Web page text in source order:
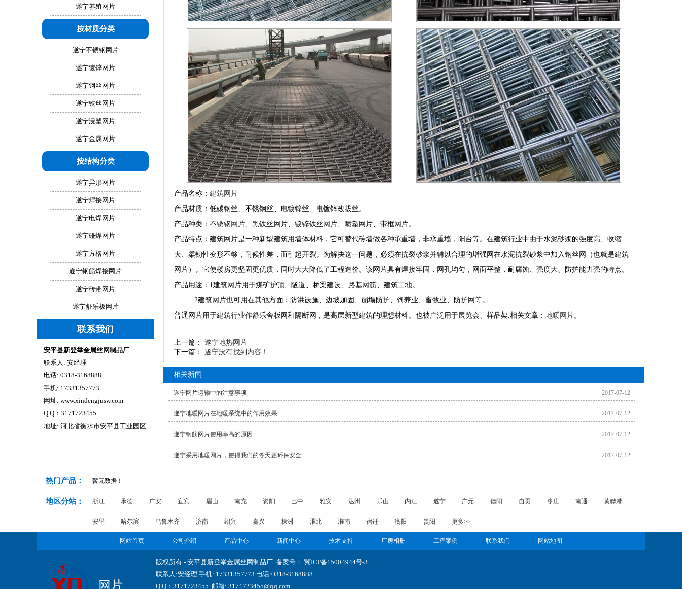
产品名称： 建筑网片
产品材质：低碳钢丝、不锈钢丝、电镀锌丝、电镀锌改拔丝。
产品种类：不锈钢 网片、黑铁丝网片、镀锌铁丝网片、喷塑网片、带框网片。
产品特点：建筑网片是一种新型建筑用墙体材料，它可替代砖墙做各种承重墙，非承重墙，阳台等。在建筑行业中由于水泥砂浆的强度高、收缩
大、柔韧性变形不够，耐候性差，而引起开裂。为解决这一问题，必须在抗裂砂浆并辅以合理的增强网在水泥抗裂砂浆中加入钢丝网（也就是建筑
网片）。它使楼房更坚固更优质，同时大大降低了工程造价。该网片具有焊接牢固，网孔均匀，网面平整，耐腐蚀、强度大、防护能力强的特点。
产品用途：1建筑网片用于煤矿护顶、隧道、桥梁建设、路基网筋、建筑工地。
2建筑网片也可用在其他方面：防洪设施、边坡加固、崩塌防护、饲养业、畜牧业、防护网等。
普通网片用于建筑行业作舒乐舍板网和隔断网，是高层新型建筑的理想材料。也被广泛用于展览会、样品架.相关文章： 地暖网片。
上一篇： 遂宁地热网片
下一篇： 遂宁没有找到内容！
相关新闻
2017-07-12
遂宁网片运输中的注意事项
2017-07-12
遂宁地暖网片在地暖系统中的作用效果
2017-07-12
遂宁钢筋网片使用率高的原因
2017-07-12
遂宁采用地暖网片，使得我们的冬天更环保安全
遂宁养殖网片
按材质分类
遂宁不锈钢网片
遂宁镀锌网片
遂宁钢丝网片
遂宁铁丝网片
遂宁浸塑网片
遂宁金属网片
按结构分类
遂宁异形网片
遂宁焊接网片
遂宁电焊网片
遂宁碰焊网片
遂宁方格网片
遂宁钢筋焊接网片
遂宁砖带网片
遂宁舒乐板网片
联系我们
安平县新登举金属丝网制品厂
联系人: 安经理
电话: 0318-3168888
手机: 17331357773
网址: www.xindengjusw.com
Q Q：3171723455
地址: 河北省衡水市安平县工业园区
热门产品： 暂无数据！
地区分站： 浙江 承德 广安 宜宾 眉山 南充 资阳 巴中 雅安 达州 乐山 内江 遂宁 广元 德阳 自贡 枣庄 南通 黄骅港
安平 哈尔滨 乌鲁木齐 济南 绍兴 嘉兴 株洲 淮北 淮南 宿迁 衡阳 贵阳 更多>>
网站首页 公司介绍 产品中心 新闻中心 技术支持 厂房相册 工程案例 联系我们 网站地图
版权所有 - 安平县新登举金属丝网制品厂 备案号： 冀ICP备15004944号-3
联系人:安经理 手机: 17331357773 电话:0318-3168888
Q Q：3171723455 邮箱: 3171723455@qq.com